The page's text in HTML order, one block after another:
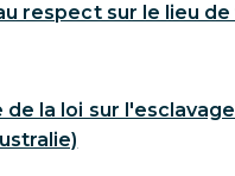
respect sur le lieu de
la loi sur l'esclavage